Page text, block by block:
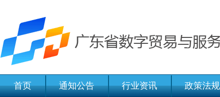
首页 通知公告 行业资讯 政策法规